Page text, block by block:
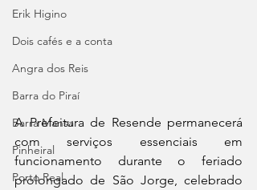
Erik Higino
Dois cafés e a conta
Angra dos Reis
Barra do Piraí
Barra Mansa
Pinheiral
Porto Real
A Prefeitura de Resende permanecerá
com serviços essenciais em
funcionamento durante o feriado
prolongado de São Jorge, celebrado